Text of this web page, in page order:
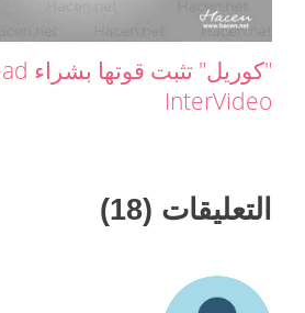
InterVideo
التعليقات (18)